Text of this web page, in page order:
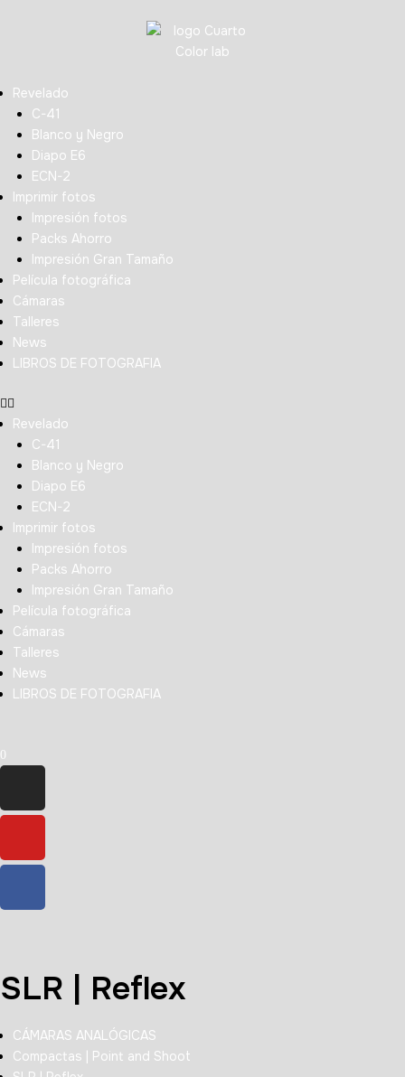
Revelado
C-41
Blanco y Negro
Diapo E6
ECN-2
Imprimir fotos
Impresión fotos
Packs Ahorro
Impresión Gran Tamaño
Película fotográfica
Cámaras
Talleres
News
LIBROS DE FOTOGRAFIA
Revelado
C-41
Blanco y Negro
Diapo E6
ECN-2
Imprimir fotos
Impresión fotos
Packs Ahorro
Impresión Gran Tamaño
Película fotográfica
Cámaras
Talleres
News
LIBROS DE FOTOGRAFIA
0
SLR | Reflex
CÁMARAS ANALÓGICAS
Compactas | Point and Shoot